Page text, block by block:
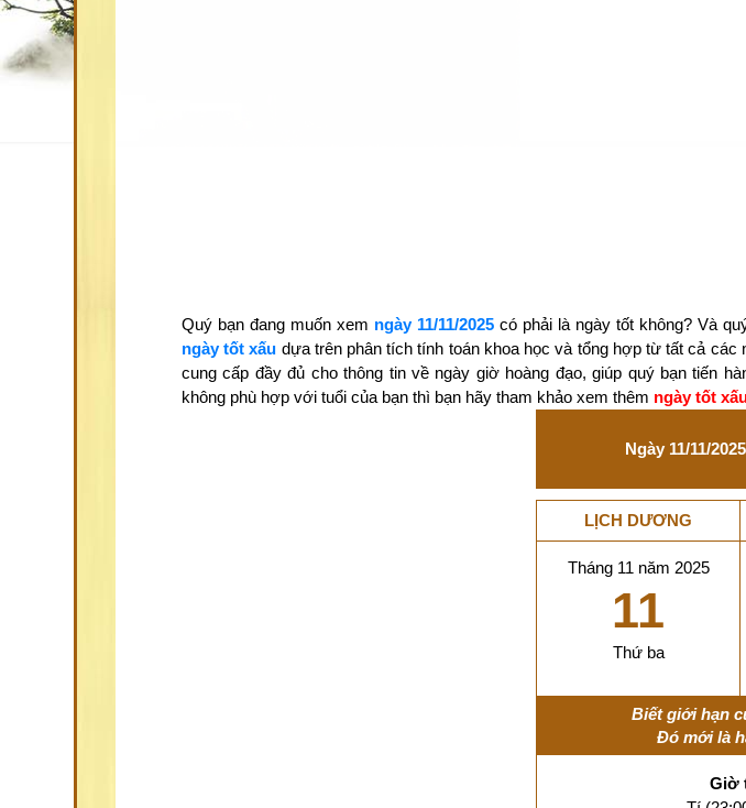
Quý bạn đang muốn xem ngày 11/11/2025có phải là ngày tốt không? Và
ngày tốt xấu dựa trên phân tích tính toán khoa học và tổng hợp từ tất cả
cung cấp đầy đủ cho thông tin về ngày giờ hoàng đạo, giúp quý bạn tiến
không phù hợp với tuổi của bạn thì bạn hãy tham khảo xem thêm ngày tốt
Ngày 11/11/
LỊCH DƯƠNG
Tháng 11 năm 2025
11
Thứ ba
Biết giới hạn
Đó mới là
Giờ